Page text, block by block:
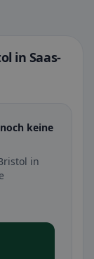
in Saas-
keine
in